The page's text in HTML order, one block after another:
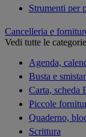
Strumenti per
Cancelleria e
Vedi tutte le categorie
Agenda,
Busta e
Carta, scheda
Piccole
Quaderno,
Scrittura